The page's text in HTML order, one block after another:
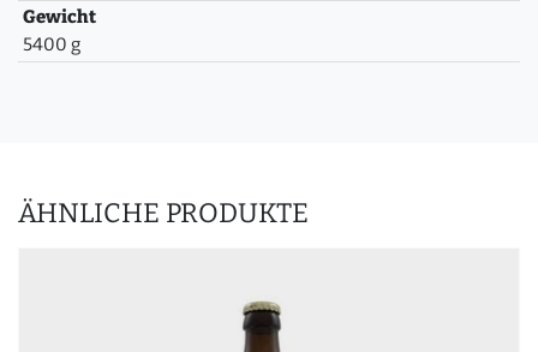
Gewicht
5400 g
ÄHNLICHE PRODUKTE